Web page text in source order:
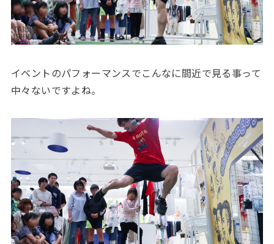
イベントのパフォーマンスでこんなに間近で見る事って
中々ないですよね。